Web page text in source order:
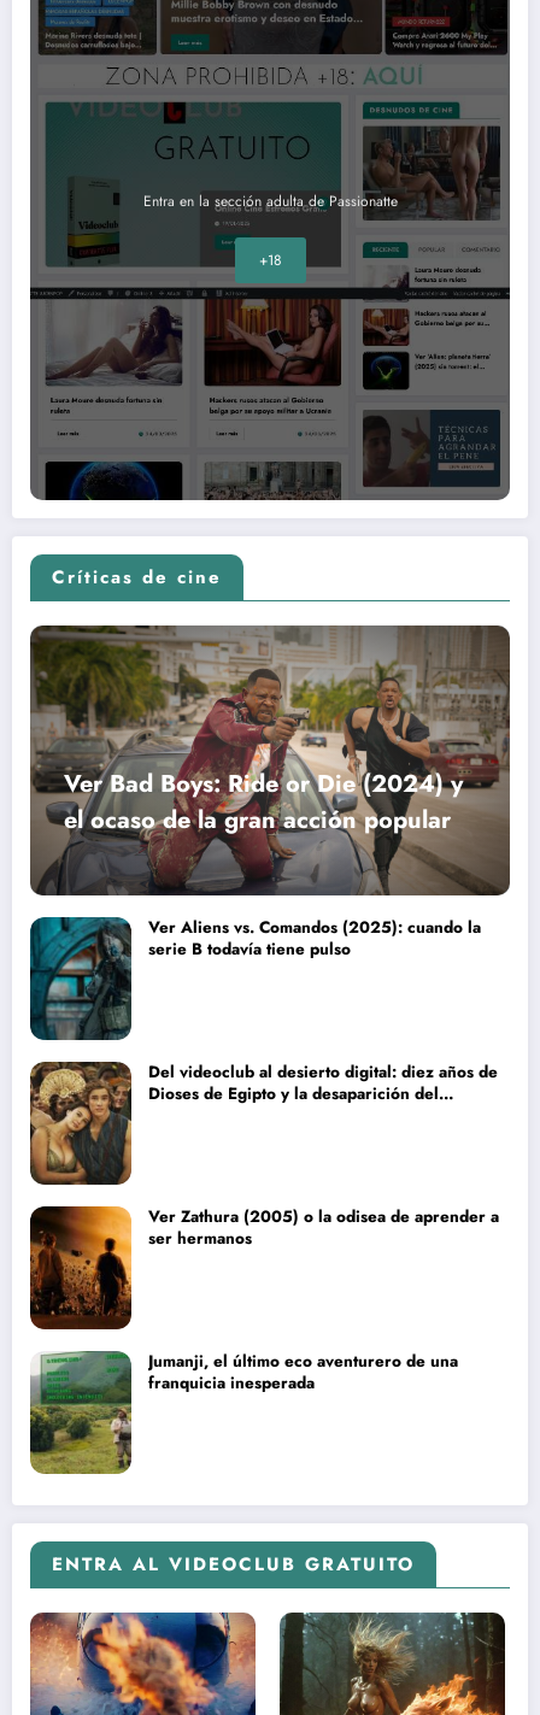
Entra en la sección adulta de Passionatte
+18
Críticas de cine
Ver Bad Boys: Ride or Die (2024) y
el ocaso de la gran acción popular
Ver Aliens vs. Comandos (2025): cuando la
serie B todavía tiene pulso
Del videoclub al desierto digital: diez años de
Dioses de Egipto y la desaparición del
Ver Zathura (2005) o la odisea de aprender a
ser hermanos
Jumanji, el último eco aventurero de una
franquicia inesperada
ENTRA AL VIDEOCLUB GRATUITO